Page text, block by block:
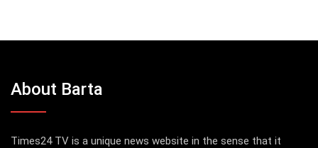
About Barta
Times24 TV is a unique news website in the sense that it